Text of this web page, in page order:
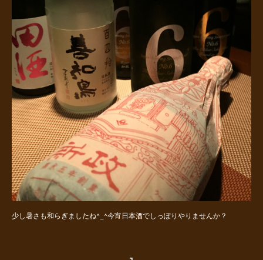
少し暑さも和らぎましたね^_^今宵日本酒でしっぽりやりませんか？